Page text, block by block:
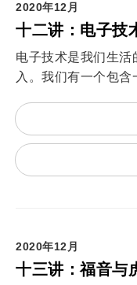
2020年12月
十二讲：电子技
电子技术是我们生
入。我们有一个包含
2020年12月
十三讲：福音与